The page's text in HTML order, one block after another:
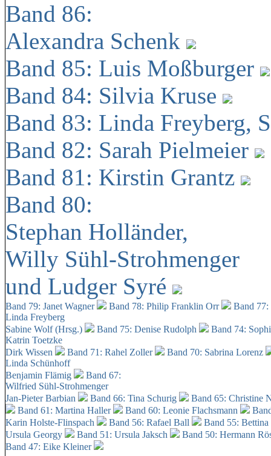
Band 86:
Alexandra Schenk
Band 85: Luis Moßburger
Band 84: Silvia Kruse
Band 83: Linda Freyberg,
Band 82: Sarah Pielmeier
Band 81: Kirstin Grantz
Band 80:
Stephan Holländer,
Willy Sühl-Strohmenger
und Ludger Syré
Band 79: Janet Wagner Band 78: Philip Franklin Orr
Band
Linda Freyberg
Sabine Wolf (Hrsg.)
Band 75: Denise Rudolph
Band 74:
Katrin Toetzke
Dirk Wissen
Band 71: Rahel Zoller
Band 70: Sabrina Lorenz
Linda Schünhoff
Benjamin Flämig
Band 67:
Wilfried Sühl-Strohmenger
Jan-Pieter Barbian
Band 66: Tina Schurig
Band 65: Christine
Band 61: Martina Haller
Band 60: Leonie Flachsmann
Karin Holste-Flinspach
Band 56: Rafael Ball
Band 55:
Ursula Georgy
Band 51: Ursula Jaksch Band 50: Hermann
Band 47: Eike Kleiner